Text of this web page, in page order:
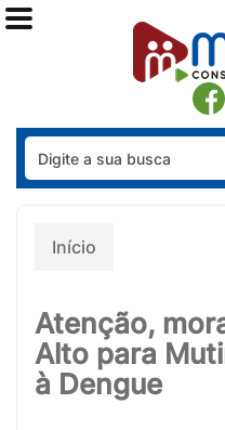
Início
Atenção,
Alto para
à Dengue